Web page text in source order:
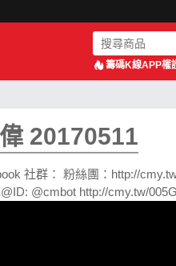
籌碼K線APP權
20170511
社群： 粉絲團：http://
@cmbot http://cmy.tw/